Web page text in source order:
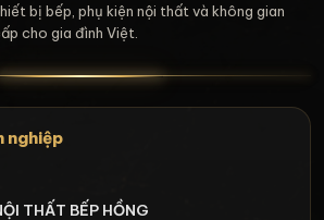
bị bếp, phụ kiện nội thất và không gian
cho gia đình Việt.
nghiệp
THẤT BẾP HỒNG